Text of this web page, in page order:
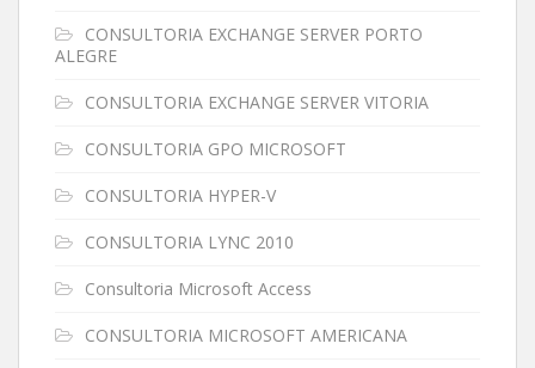
CONSULTORIA EXCHANGE SERVER PORTO
ALEGRE
CONSULTORIA EXCHANGE SERVER VITORIA
CONSULTORIA GPO MICROSOFT
CONSULTORIA HYPER-V
CONSULTORIA LYNC 2010
Consultoria Microsoft Access
CONSULTORIA MICROSOFT AMERICANA